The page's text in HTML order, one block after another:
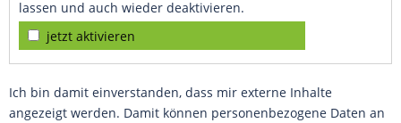
lassen und auch wieder deaktivieren.
jetzt aktivieren
Ich bin damit einverstanden, dass mir externe Inhalte
angezeigt werden. Damit können personenbezogene Daten an